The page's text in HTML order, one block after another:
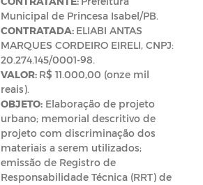
Municipal de Princesa Isabel/PB.
CONTRATADA: ELIABI ANTAS
MARQUES CORDEIRO EIRELI, CNPJ:
20.274.145/0001-98.
VALOR: R$ 11.000,00 (onze mil
reais).
OBJETO:Elaboração de projeto
urbano; memorial descritivo de
projeto com discriminação dos
materiais a serem utilizados;
emissão de Registro de
Responsabilidade Técnica (RRT) de